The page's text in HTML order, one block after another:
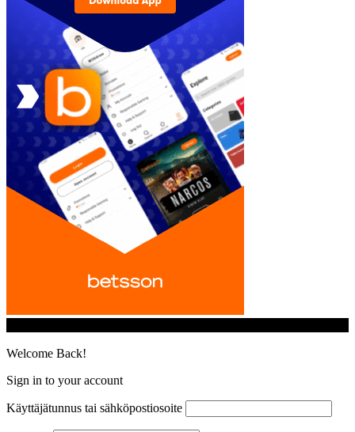
Welcome Back!
Sign in to your account
Käyttäjätunnus tai sähköpostiosoite